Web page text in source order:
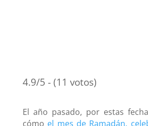
4.9/5 - (11 votos)
El año pasado, por estas
cómo el mes de Ramadán,